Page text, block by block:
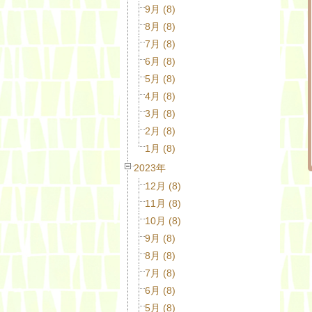
9月 (8)
8月 (8)
7月 (8)
6月 (8)
5月 (8)
4月 (8)
3月 (8)
2月 (8)
1月 (8)
2023年
12月 (8)
11月 (8)
10月 (8)
9月 (8)
8月 (8)
7月 (8)
6月 (8)
5月 (8)